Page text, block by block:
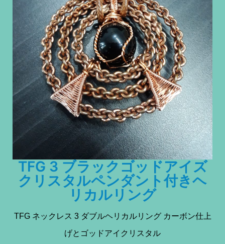
TFG 3 ブラックゴッドアイズ
クリスタルペンダント付きヘ
リカルリング
TFG ネックレス 3 ダブルヘリカルリング カーボン仕上
げとゴッドアイクリスタル